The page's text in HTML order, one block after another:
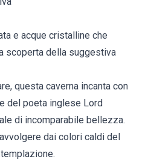
e acque cristalline che
scoperta della suggestiva
questa caverna incanta con
del poeta inglese Lord
di incomparabile bellezza.
dai colori caldi del